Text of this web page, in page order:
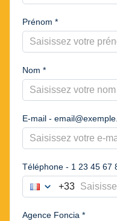
Prénom *
Nom *
E-mail -
Téléphone - 1 23 45 67
France
Choisir le préfixe du
expand_more +33
Agence Foncia *